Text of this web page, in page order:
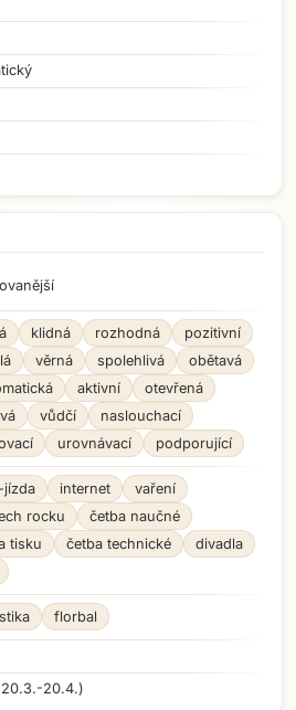
klidná rozhodná
pozitivní
věrná spolehlivá
obětavá
aktivní
otevřená
vůdčí
naslouchací
urovnávací podporující
jízda internet
vaření
rocku
četba naučné
tisku
četba technické
divadla
florbal
20.4.)